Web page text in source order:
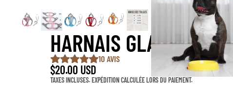
HARNAIS GLADY™️
10 AVIS
$20.00 USD
TAXES INCLUSES. EXPÉDITION CALCULÉE LORS DU PAIEMENT.